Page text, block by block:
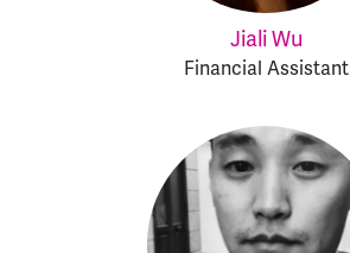
Jiali Wu
Financial Assistant